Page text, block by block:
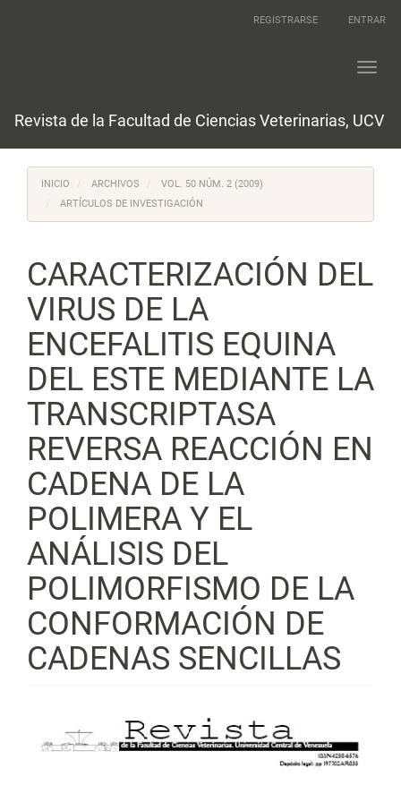
REGISTRARSE ENTRAR
Revista de la Facultad de Ciencias Veterinarias, UCV
INICIO ARCHIVOS
VOL. 50 NÚM. 2 (2009)
ARTÍCULOS DE INVESTIGACIÓN
CARACTERIZACIÓN DEL
VIRUS DE LA
ENCEFALITIS EQUINA
DEL ESTE MEDIANTE LA
TRANSCRIPTASA
REVERSA REACCIÓN EN
CADENA DE LA
POLIMERA Y EL
ANÁLISIS DEL
POLIMORFISMO DE LA
CONFORMACIÓN DE
CADENAS SENCILLAS
lateral